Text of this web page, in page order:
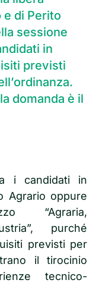
e di Perito
sessione
in
previsti
domanda è il
i candidati in
Agrario oppure
“Agraria,
purché
previsti per
il tirocinio
tecnico-